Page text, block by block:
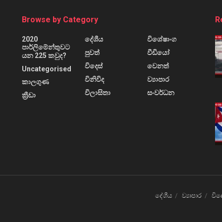
Browse by Category
2020
පාර්ලිමේන්තුවට
යන 225 කවුද?
Uncategorised
කාලගුණ
ක්‍රීඩා
දේශීය
පුවත්
විදෙස්
විනිවිද
විලාසිතා
විශේෂාංග
වීඩියෝ
වෙනත්
ව්‍යාපාර
සංවර්ධන
දේශීය ව්‍යාපාර